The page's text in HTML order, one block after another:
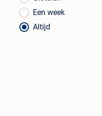
Een week
Altijd